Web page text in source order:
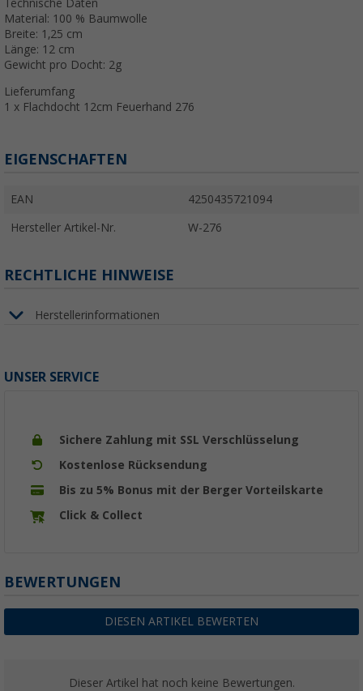
Technische Daten
Material: 100 % Baumwolle
Breite: 1,25 cm
Länge: 12 cm
Gewicht pro Docht: 2g
Lieferumfang
1 x Flachdocht 12cm Feuerhand 276
EIGENSCHAFTEN
EAN 4250435721094
Hersteller Artikel-Nr. W-276
RECHTLICHE HINWEISE
Herstellerinformationen
UNSER SERVICE
Sichere Zahlung mit SSL Verschlüsselung
Kostenlose Rücksendung
Bis zu 5% Bonus mit der Berger Vorteilskarte
Click & Collect
BEWERTUNGEN
DIESEN ARTIKEL BEWERTEN
Dieser Artikel hat noch keine Bewertungen.